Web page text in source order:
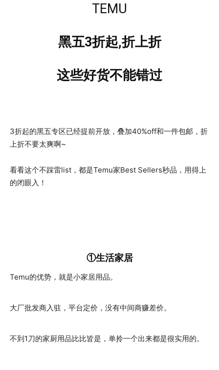
TEMU
黑五3折起,折上折
这些好货不能错过
3折起的黑五专区已经提前开放，叠加40%off和一件包邮，折
上折不要太爽啊~
看看这个不踩雷list，都是Temu家Best Sellers秒品，用得上
的闭眼入！
①生活家居
Temu的优势，就是小家居用品。
大厂批发商入驻，平台定价，没有中间商赚差价。
不到1刀的家厨用品比比皆是，单拎一个出来都是很实用的。